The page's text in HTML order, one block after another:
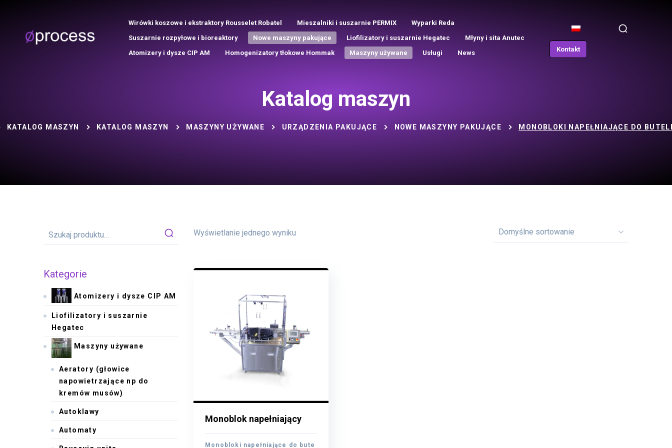
Wirówki koszowe i ekstraktory Rousselet Robatel Mieszalniki i suszarnie PERMIX
Wyparki Reda
Suszarnie rozpyłowe i bioreaktory
Nowe maszyny pakujące Liofilizatory i suszarnie Hegatec
Młyny i sita Anutec
Atomizery i dysze CIP AM
Homogenizatory tłokowe Hommak Maszyny używane Usługi News Kontakt
Katalog maszyn
KATALOG MASZYN KATALOG MASZYN MASZYNY UŻYWANE URZĄDZENIA PAKUJĄCE NOWE MASZYNY PAKUJĄCE MONOBLOKI NAPEŁNIAJĄCE DO
Wyświetlanie jednego wyniku
Monoblok napełniający
Monoblok napełniający
Monobloki napełniające do bute
Kategorie
Atomizery i dysze CIP AM
Liofilizatory i suszarnie
Hegatec
Maszyny używane
Aeratory (głowice
napowietrzające np do
kremów musów)
Autoklawy
Automaty